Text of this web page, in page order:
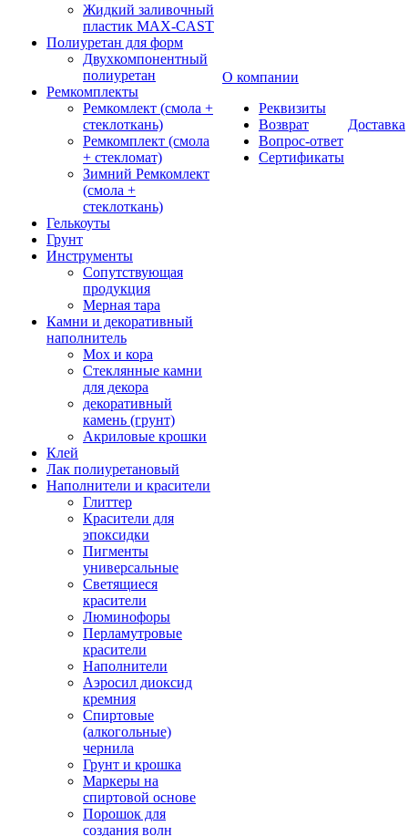
Жидкий заливочный
пластик MAX-CAST
Полиуретан для форм
Двухкомпонентный
полиуретан
Ремкомплекты
Ремкомлект (смола +
стеклоткань)
Ремкомплект (смола
+ стекломат)
Зимний Ремкомлект
(смола +
стеклоткань)
Гелькоуты
Грунт
Инструменты
Сопутствующая
продукция
Мерная тара
Камни и декоративный
наполнитель
Мох и кора
Стеклянные камни
для декора
декоративный
камень (грунт)
Акриловые крошки
Клей
Лак полиуретановый
Наполнители и красители
Глиттер
Красители для
эпоксидки
Пигменты
универсальные
Светящиеся
красители
Люминофоры
Перламутровые
красители
Наполнители
Аэросил диоксид
кремния
Спиртовые
(алкогольные)
чернила
Грунт и крошка
Маркеры на
спиртовой основе
Порошок для
создания волн
О компании
Реквизиты
Возврат
Вопрос-ответ
Сертификаты
Доставка